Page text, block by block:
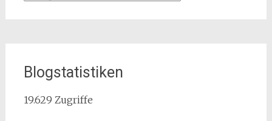
Blogstatistiken
19.629 Zugriffe